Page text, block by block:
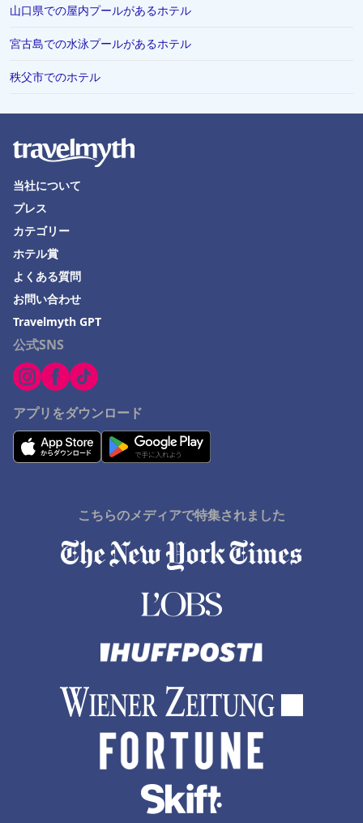
宮古市でのホテル
名護市でのホテル
中野市でのホテル
平塚市でのホテル
鶴岡市でのホテル
グアムでのホテル
加西市でのホテル
小浜でのホテル
山口県での屋内プールがあるホテル
宮古島での水泳プールがあるホテル
秩父市でのホテル
公式SNS
アプリをダウンロード
当社について
プレス
カテゴリー
ホテル賞
よくある質問
お問い合わせ
Travelmyth GPT
こちらのメディアで特集されました